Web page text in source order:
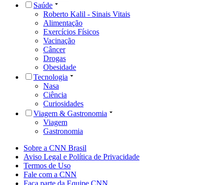
Saúde
Roberto Kalil - Sinais Vitais
Alimentação
Exercícios Físicos
Vacinação
Câncer
Drogas
Obesidade
Tecnologia
Nasa
Ciência
Curiosidades
Viagem & Gastronomia
Viagem
Gastronomia
Sobre a CNN Brasil
Aviso Legal e Política de Privacidade
Termos de Uso
Fale com a CNN
Faça parte da Equipe CNN